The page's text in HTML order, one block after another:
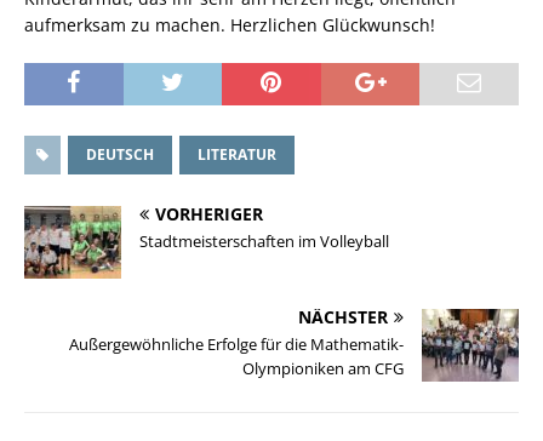
aufmerksam zu machen. Herzlichen Glückwunsch!
DEUTSCH LITERATUR
VORHERIGER
Stadtmeisterschaften im Volleyball
NÄCHSTER
Außergewöhnliche Erfolge für die Mathematik-
Olympioniken am CFG